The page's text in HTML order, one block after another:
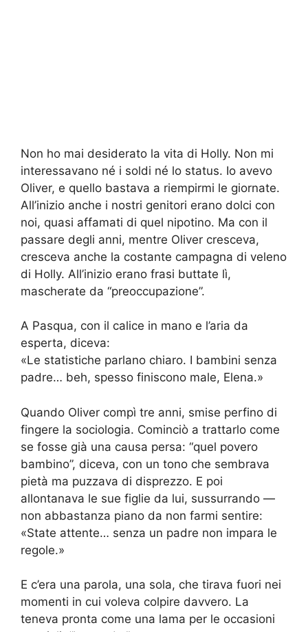
Non ho mai desiderato la vita di Holly. Non mi
interessavano né i soldi né lo status. Io avevo
Oliver, e quello bastava a riempirmi le giornate.
All’inizio anche i nostri genitori erano dolci con
noi, quasi affamati di quel nipotino. Ma con il
passare degli anni, mentre Oliver cresceva,
cresceva anche la costante campagna di veleno
di Holly. All’inizio erano frasi buttate lì,
mascherate da “preoccupazione”.
A Pasqua, con il calice in mano e l’aria da
esperta, diceva:
«Le statistiche parlano chiaro. I bambini senza
padre… beh, spesso finiscono male, Elena.»
Quando Oliver compì tre anni, smise perfino di
fingere la sociologia. Cominciò a trattarlo come
se fosse già una causa persa: “quel povero
bambino”, diceva, con un tono che sembrava
pietà ma puzzava di disprezzo. E poi
allontanava le sue figlie da lui, sussurrando —
non abbastanza piano da non farmi sentire:
«State attente… senza un padre non impara le
regole.»
E c’era una parola, una sola, che tirava fuori nei
momenti in cui voleva colpire davvero. La
teneva pronta come una lama per le occasioni